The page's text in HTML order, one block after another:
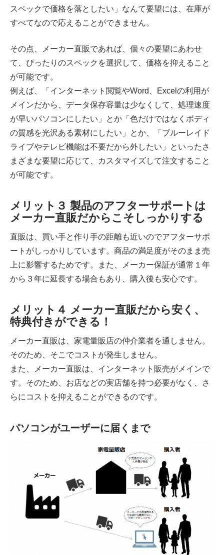
スペックで価格を落としたい」なんて要望には、在庫が
すべてなので応えることができません。
その点、メーカー直販であれば、個々の要望にあわせ
て、ぴったりのスペックを選択して、価格を抑えること
が可能です。
例えば、「インターネット閲覧やWord、Excelの利用が
メインだから、データ保存容量は少なくして、処理速度
が早いパソコンにしたい」とか「色だけではなくボディ
の質感を光沢ある素材にしたい」とか、「ブルーレイド
ライブやテレビ機能は不要だから外したい」といったさ
まざまな要望に応じて、カスタマイズして注文すること
が可能です。
メリット３ 製品のアフターサポートは
メーカー直販だからこそしっかりする
直販は、買い手と作り手の距離も近いのでアフターサポ
ートがしっかりしています。商品の満足度がそのまま売
上に影響するためです。また、メーカー保証が通常１年
から３年に延長する場合もあり、購入後も安心です。
メリット４ メーカー直販だから安く、
特典付きができる！
メーカー直販は、家電量販店の仲介業者を通しません。
そのため、そこでコストが発生しません。
また、メーカー直販は、インターネット販売がメインで
す。そのため、お店などの実店舗を持つ必要がなく、さ
らにコストを抑えることができるのです。
パソコンがユーザーに届くまで